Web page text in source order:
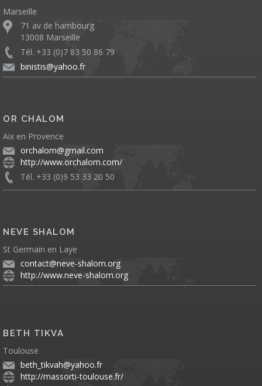
Marseille
71 av de hambourg
13008 Marseille
Tél. +33 (0)7 83 50 86 79
binistis@yahoo.fr
OR CHALOM
Aix en Provence
orchalom@gmail.com
http://www.orchalom.com/
Tél. +33 (0)9 53 33 20 50
NEVE SHALOM
St Germain en Laye
contact@neve-shalom.org
http://www.neve-shalom.org
BETH TIKVA
Toulouse
beth_tikvah@yahoo.fr
http://massorti-toulouse.fr/